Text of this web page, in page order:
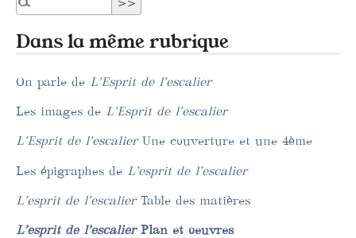
Dans la même rubrique
On parle de L’Esprit de l’escalier
Les images de L’Esprit de l’escalier
L’Esprit de l’escalierUne couverture et une 4ème
Les épigraphes de L’esprit de l’escalier
L’esprit de l’escalierTable des matières
L’esprit de l’escalierPlan et oeuvres